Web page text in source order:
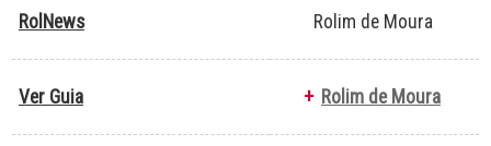
RolNews Rolim de Moura
Ver Guia + Rolim de Moura